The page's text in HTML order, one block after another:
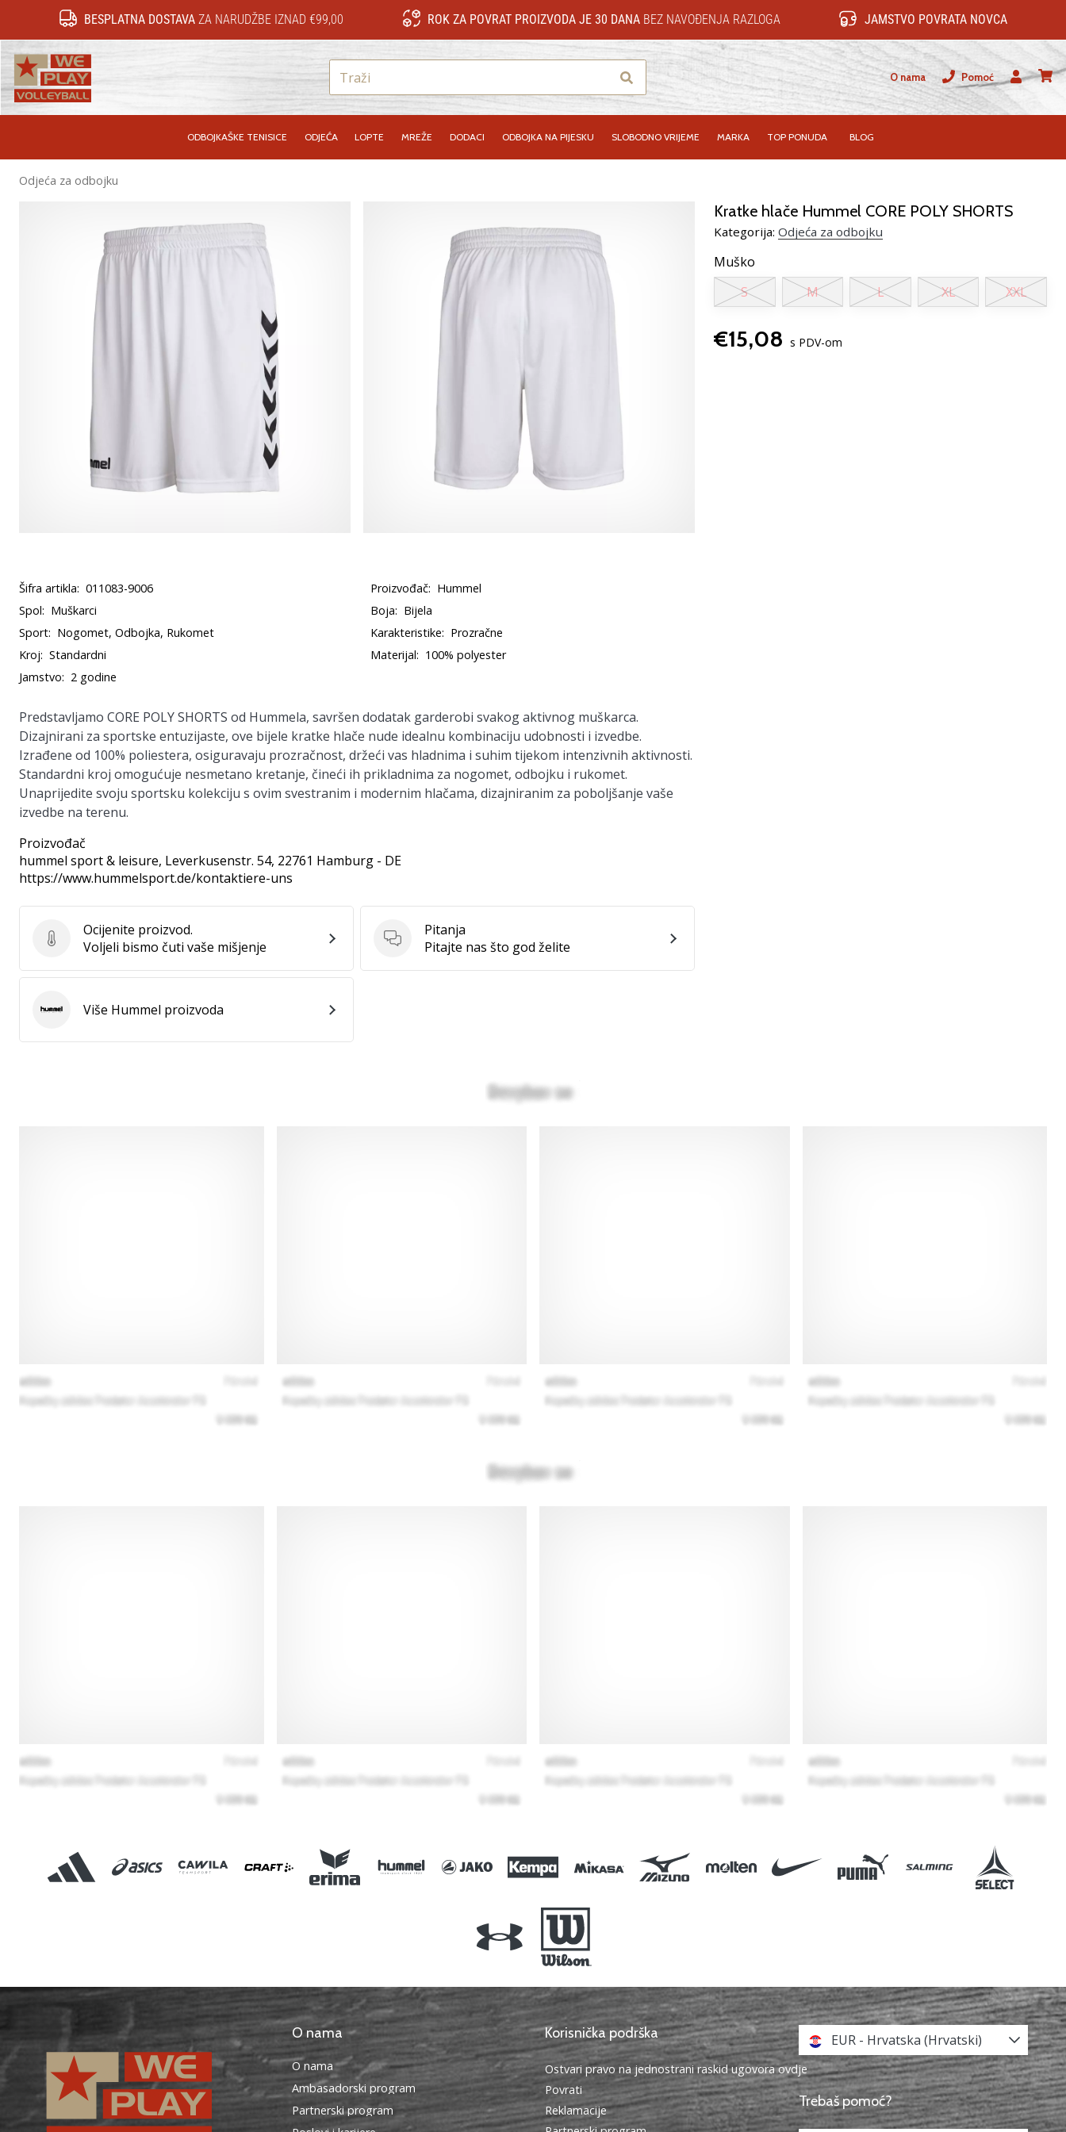
BESPLATNA DOSTAVAZA NARUDŽBE IZNAD €99,00 ROK ZA POVRAT PROIZVODA JE 30 DANABEZ NAVOĐENJA RAZLOGA JAMSTVO POVRATA NOVCA
O nama
Pomoć
Korisnik
ODBOJKAŠKE TENISICE ODJEĆA LOPTE MREŽE DODACI ODBOJKA NA PIJESKU SLOBODNO VRIJEME MARKA TOP PONUDA BLOG
Odjeća za odbojku
Kratke hlače Hummel CORE POLY SHORTS
Kategorija: Odjeća za odbojku
Muško
S
M L XL XXL
€15,08 s PDV-om
Šifra artikla: 011083-9006 Proizvođač: Hummel
Spol: Muškarci Boja: Bijela
Sport: Nogomet, Odbojka, Rukomet Karakteristike: Prozračne
Kroj: Standardni Materijal: 100% polyester
Jamstvo: 2 godine
Predstavljamo CORE POLY SHORTS od Hummela, savršen dodatak garderobi svakog aktivnog muškarca.
Dizajnirani za sportske entuzijaste, ove bijele kratke hlače nude idealnu kombinaciju udobnosti i izvedbe.
Izrađene od 100% poliestera, osiguravaju prozračnost, držeći vas hladnima i suhim tijekom intenzivnih aktivnosti.
Standardni kroj omogućuje nesmetano kretanje, čineći ih prikladnima za nogomet, odbojku i rukomet.
Unaprijedite svoju sportsku kolekciju s ovim svestranim i modernim hlačama, dizajniranim za poboljšanje vaše
izvedbe na terenu.
Proizvođač
hummel sport & leisure, Leverkusenstr. 54, 22761 Hamburg - DE
https://www.hummelsport.de/kontaktiere-uns
Ocijenite proizvod.
Ocijenite proizvod.
Voljeli bismo čuti vaše mišjenje
Pitanja
Pitanja
Pitajte nas što god želite
HummelViše Hummel proizvoda
O nama
O nama
Ambasadorski program
Partnerski program
Korisnička podrška
Ostvari pravo na jednostrani raskid ugovora ovdje
Povrati
Reklamacije
EUR - Hrvatska (Hrvatski)
Trebaš pomoć?